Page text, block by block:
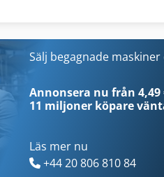
Kubota M 9000
Sälj begagnade
Annonsera nu från 4,49
11 miljoner köpare
Läs mer nu
+44 20 806 810 84